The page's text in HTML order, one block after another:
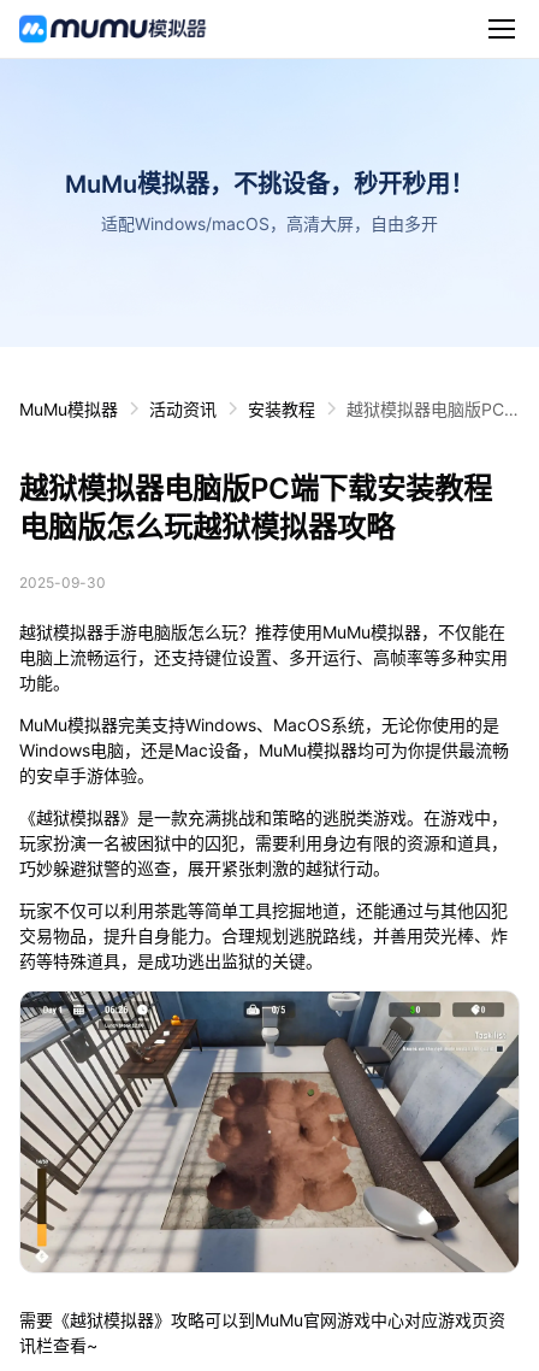
MuMu模拟器，不挑设备，秒开秒用！
适配Windows/macOS，高清大屏，自由多开
MuMu模拟器 活动资讯 安装教程
越狱模拟器电脑版PC
越狱模拟器电脑版PC端下载安装教程
电脑版怎么玩越狱模拟器攻略
2025-09-30
越狱模拟器手游电脑版怎么玩？推荐使用MuMu模拟器，不仅能在
电脑上流畅运行，还支持键位设置、多开运行、高帧率等多种实用
功能。
MuMu模拟器完美支持Windows、MacOS系统，无论你使用的是
Windows电脑，还是Mac设备，MuMu模拟器均可为你提供最流畅
的安卓手游体验。
《越狱模拟器》是一款充满挑战和策略的逃脱类游戏。在游戏中，
玩家扮演一名被困狱中的囚犯，需要利用身边有限的资源和道具，
巧妙躲避狱警的巡查，展开紧张刺激的越狱行动。
玩家不仅可以利用茶匙等简单工具挖掘地道，还能通过与其他囚犯
交易物品，提升自身能力。合理规划逃脱路线，并善用荧光棒、炸
药等特殊道具，是成功逃出监狱的关键。
需要《越狱模拟器》攻略可以到MuMu官网游戏中心对应游戏页资
讯栏查看~